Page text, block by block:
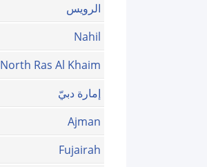
الرويس
Nahil
North Ras Al Khaim...
إمارة دبيّ
Ajman
Fujairah